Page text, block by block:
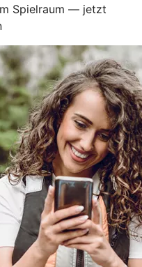
Spielraum — jetzt